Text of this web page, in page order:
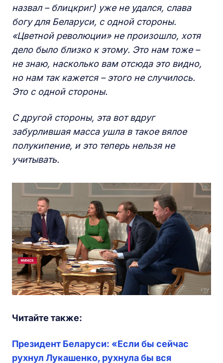
назвал–блицкриг) уже не удался, слава
богу для Беларуси, с одной стороны.
«Цветной революции» не произошло, хотя
дело было близко к этому. Это нам тоже –
не знаю, насколько вам отсюда это видно,
но нам так кажется – этого не случилось.
Это с одной стороны.
С другой стороны, эта вот вдруг
забурлившая масса ушла в такое вялое
полукипение, и это теперь нельзя не
учитывать.
Читайте также:
Президент Беларуси: «Если бы сейчас
рухнул Лукашенко, рухнула бы вся